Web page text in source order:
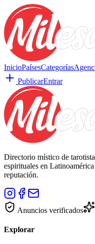
InicioPaísesCategorías
PublicarEntrar
Directorio místico de
espirituales en
reputación.
Anuncios verificados
Explorar